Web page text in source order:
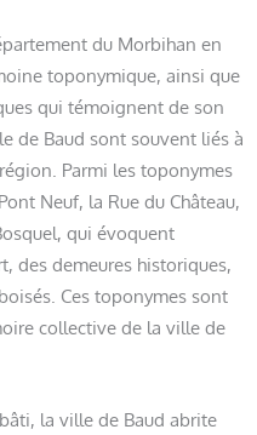
du Morbihan en
toponymique, ainsi que
qui témoignent de son
de Baud sont souvent liés à
Parmi les toponymes
Neuf, la Rue du Château,
qui évoquent
des demeures historiques,
Ces toponymes sont
collective de la ville de
la ville de Baud abrite